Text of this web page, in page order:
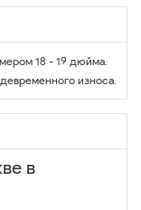
18 - 19 дюйма.
износа.
в